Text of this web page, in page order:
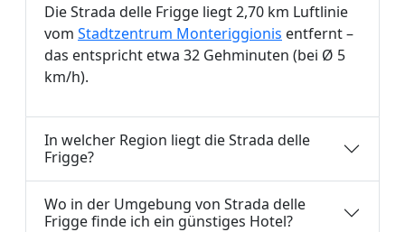
Die Strada delle Frigge liegt 2,70 km Luftlinie
vom Stadtzentrum Monteriggionis entfernt –
das entspricht etwa 32 Gehminuten (bei Ø 5
km/h).
In welcher Region liegt die Strada delle
Frigge?
Wo in der Umgebung von Strada delle
Frigge finde ich ein günstiges Hotel?